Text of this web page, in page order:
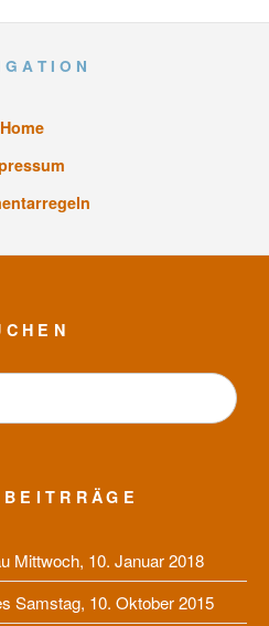
Home
Mittwoch, 10. Januar 2018
Samstag, 10. Oktober 2015